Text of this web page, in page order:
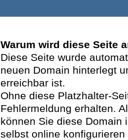
Warum wird diese Seite
Diese Seite wurde
neuen Domain hinterlegt
erreichbar ist.
Ohne diese Platzhalter-
Fehlermeldung erhalten.
können Sie diese Domain
selbst online